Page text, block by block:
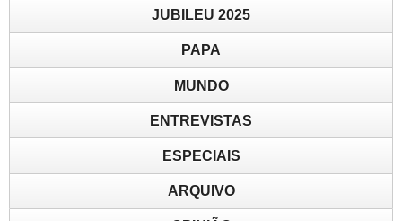
JUBILEU 2025
PAPA
MUNDO
ENTREVISTAS
ESPECIAIS
ARQUIVO